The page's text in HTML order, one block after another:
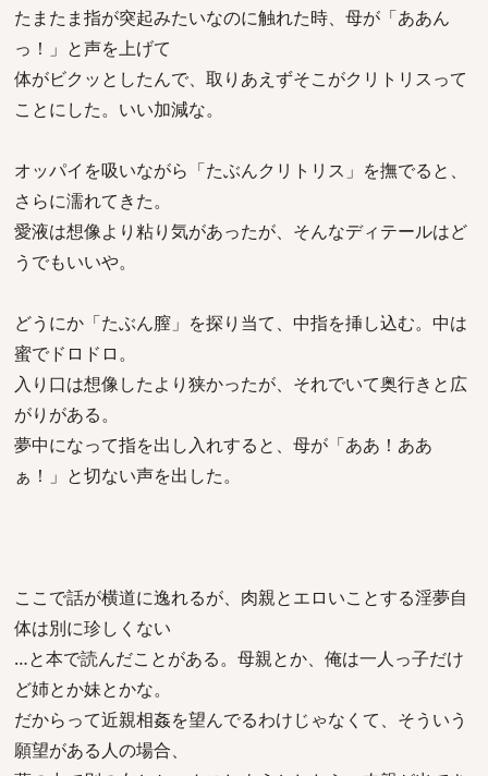
たまたま指が突起みたいなのに触れた時、母が「ああん
っ！」と声を上げて
体がビクッとしたんで、取りあえずそこがクリトリスって
ことにした。いい加減な。
オッパイを吸いながら「たぶんクリトリス」を撫でると、
さらに濡れてきた。
愛液は想像より粘り気があったが、そんなディテールはど
うでもいいや。
どうにか「たぶん膣」を探り当て、中指を挿し込む。中は
蜜でドロドロ。
入り口は想像したより狭かったが、それでいて奥行きと広
がりがある。
夢中になって指を出し入れすると、母が「ああ！ああ
ぁ！」と切ない声を出した。
ここで話が横道に逸れるが、肉親とエロいことする淫夢自
体は別に珍しくない
…と本で読んだことがある。母親とか、俺は一人っ子だけ
ど姉とか妹とかな。
だからって近親相姦を望んでるわけじゃなくて、そういう
願望がある人の場合、